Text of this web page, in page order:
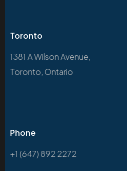
Toronto
1381 A Wilson Avenue,
Toronto, Ontario
Phone
+1 (647) 892 2272